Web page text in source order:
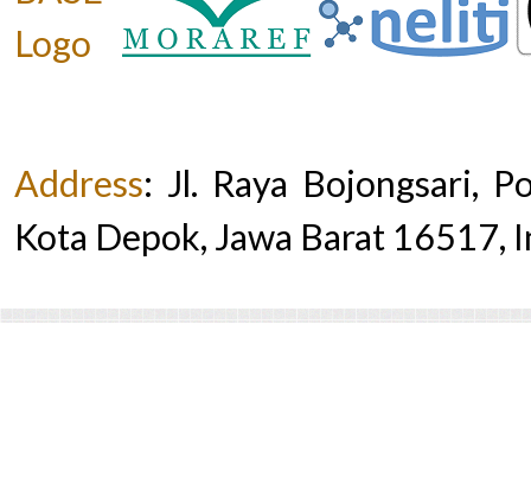
Address: Jl. Raya Bojongsari,
Kota Depok, Jawa Barat 16517,